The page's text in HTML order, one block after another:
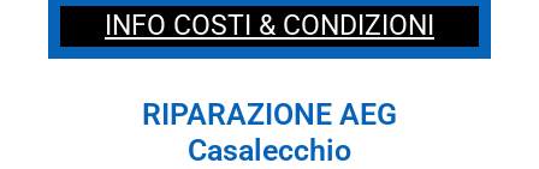
INFO COSTI & CONDIZIONI
RIPARAZIONE AEG
Casalecchio